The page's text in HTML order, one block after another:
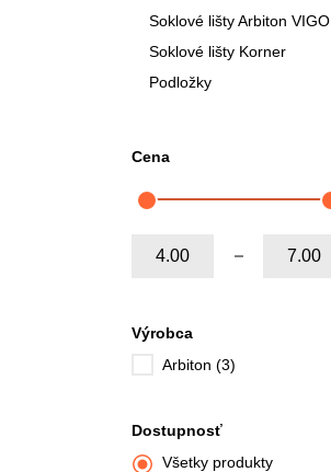
Soklové lišty Arbiton VIGO
Soklové lišty Korner
Podložky
Cena
Výrobca
Arbiton (3)
Dostupnosť
Všetky produkty